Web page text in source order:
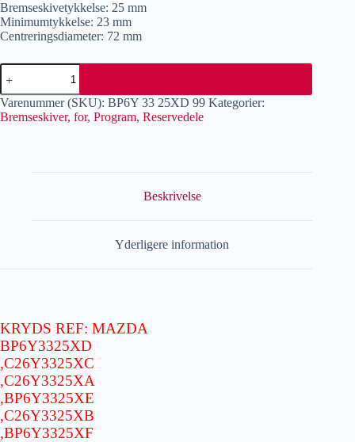
Bremseskivetykkelse: 25 mm
Minimumtykkelse: 23 mm
Centreringsdiameter: 72 mm
Varenummer (SKU): BP6Y 33 25XD 99 Kategorier:
Bremseskiver, for, Program, Reservedele
Beskrivelse
Yderligere information
KRYDS REF: MAZDA
BP6Y3325XD
,C26Y3325XC
,C26Y3325XA
,BP6Y3325XE
,C26Y3325XB
,BP6Y3325XF